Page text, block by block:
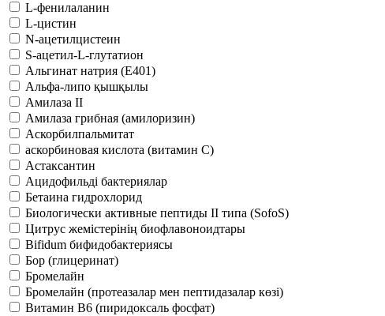
L-фенилаланин
L-цистин
N-ацетилцистеин
S-ацетил-L-глутатион
Альгинат натрия (Е401)
Альфа-липо қышқылы
Амилаза II
Амилаза грибная (амилоризин)
Аскорбилпальмитат
аскорбиновая кислота (витамин С)
Астаксантин
Ацидофильді бактериялар
Бетаина гидрохлорид
Биологически активные пептиды II типа (SofoS)
Цитрус жемістерінің биофлавоноидтары
Bifidum бифидобактериясы
Бор (глицеринат)
Бромелайн
Бромелайн (протеазалар мен пептидазалар көзі)
Витамин B6 (пиридоксаль фосфат)